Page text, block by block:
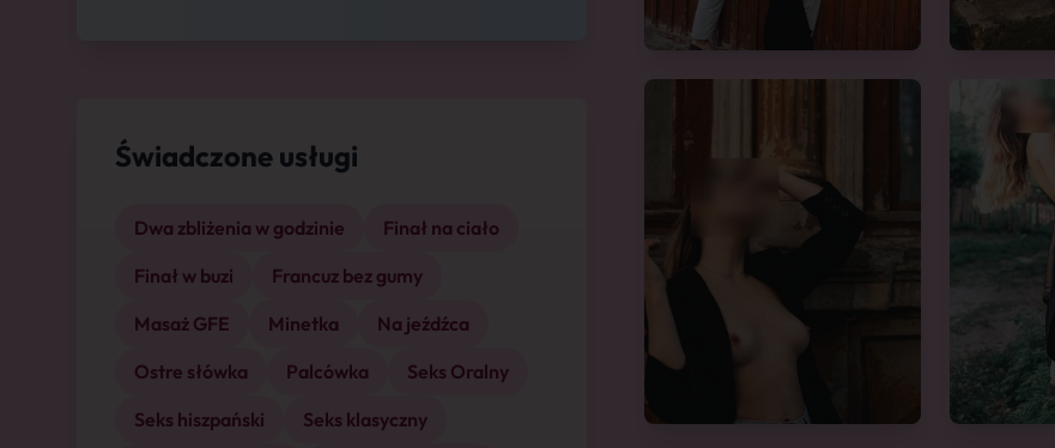
Świadczone usługi
Dwa zbliżenia w godzinie
Finał na ciało
Finał w buzi
Francuz bez gumy
Masaż GFE
Minetka
Na jeźdźca
Ostre słówka
Palcówka
Seks Oralny
Seks hiszpański
Seks klasyczny